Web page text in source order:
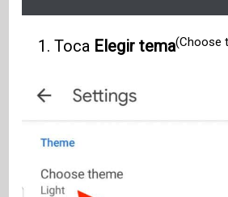
Toca Elegir tema(Choose